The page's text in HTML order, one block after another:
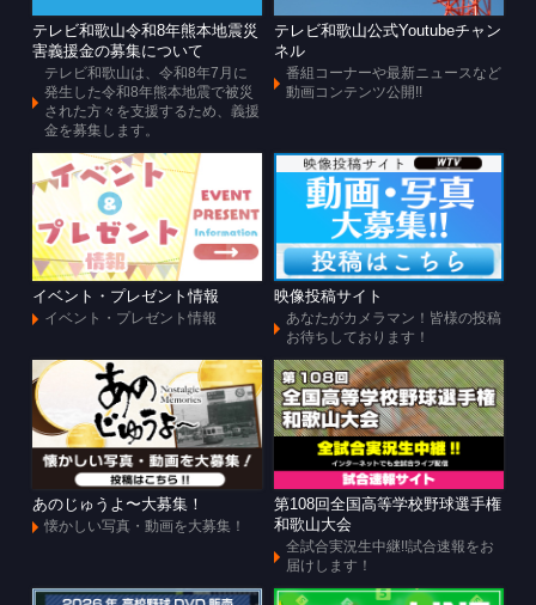
テレビ和歌山令和8年熊本地震災
害義援金の募集について
テレビ和歌山は、令和8年7月に
発生した令和8年熊本地震で被災
された方々を支援するため、義援
金を募集します。
テレビ和歌山公式Youtubeチャン
ネル
番組コーナーや最新ニュースなど
動画コンテンツ公開!!
イベント・プレゼント情報
イベント・プレゼント情報
映像投稿サイト
あなたがカメラマン！皆様の投稿
お待ちしております！
あのじゅうよ〜大募集！
懐かしい写真・動画を大募集！
第108回全国高等学校野球選手権
和歌山大会
全試合実況生中継!!試合速報をお
届けします！